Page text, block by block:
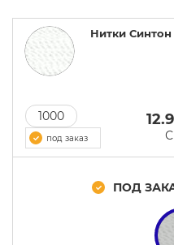
м,
суровыеНитки Синтон
1000
под заказ
ПОД